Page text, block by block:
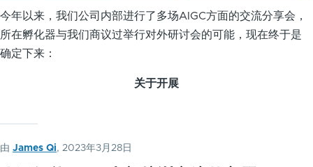
今年以来，我们公司内部进行了多场AIGC方面的交流分享会，
所在孵化器与我们商议过举行对外研讨会的可能，现在终于是
确定下来：
关于开展
由 James Qi, 2023年3月28日